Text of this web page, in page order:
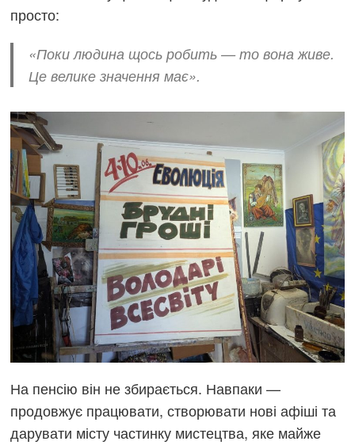
просто:
«Поки людина щось робить — то вона живе.
Це велике значення має».
На пенсію він не збирається. Навпаки —
продовжує працювати, створювати нові афіші та
дарувати місту частинку мистецтва, яке майже